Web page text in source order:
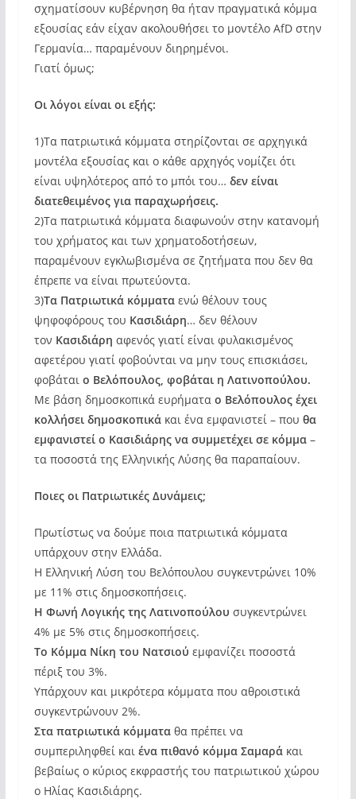
σχηματίσουν κυβέρνηση θα ήταν πραγματικά κόμμα
εξουσίας εάν είχαν ακολουθήσει το μοντέλο AfD στην
Γερμανία… παραμένουν διηρημένοι.
Γιατί όμως;
Οι λόγοι είναι οι εξής:
1)Τα πατριωτικά κόμματα στηρίζονται σε αρχηγικά
μοντέλα εξουσίας και ο κάθε αρχηγός νομίζει ότι
είναι υψηλότερος από το μπόι του… δεν είναι
διατεθειμένος για παραχωρήσεις.
2)Τα πατριωτικά κόμματα διαφωνούν στην κατανομή
του χρήματος και των χρηματοδοτήσεων,
παραμένουν εγκλωβισμένα σε ζητήματα που δεν θα
έπρεπε να είναι πρωτεύοντα.
3)Τα Πατριωτικά κόμματαενώ θέλουν τους
ψηφοφόρους του Κασιδιάρη… δεν θέλουν
τον Κασιδιάρη αφενός γιατί είναι φυλακισμένος
αφετέρου γιατί φοβούνται να μην τους επισκιάσει,
φοβάταιο Βελόπουλος, φοβάται η Λατινοπούλου.
Με βάση δημοσκοπικά ευρήματα ο Βελόπουλος έχει
κολλήσει δημοσκοπικάκαι ένα εμφανιστεί – που θα
εμφανιστεί ο Κασιδιάρης να συμμετέχει σε κόμμα–
τα ποσοστά της Ελληνικής Λύσης θα παραπαίουν.
Ποιες οι Πατριωτικές Δυνάμεις;
Πρωτίστως να δούμε ποια πατριωτικά κόμματα
υπάρχουν στην Ελλάδα.
Η Ελληνική Λύση του Βελόπουλου συγκεντρώνει 10%
με 11% στις δημοσκοπήσεις.
Η Φωνή Λογικής της Λατινοπούλου συγκεντρώνει
4% με 5% στις δημοσκοπήσεις.
Το Κόμμα Νίκη του Νατσιού εμφανίζει ποσοστά
πέριξ του 3%.
Υπάρχουν και μικρότερα κόμματα που αθροιστικά
συγκεντρώνουν 2%.
Στα πατριωτικά κόμματαθα πρέπει να
συμπεριληφθεί και ένα πιθανό κόμμα Σαμαράκαι
βεβαίως ο κύριος εκφραστής του πατριωτικού χώρου
ο Ηλίας Κασιδιάρης.